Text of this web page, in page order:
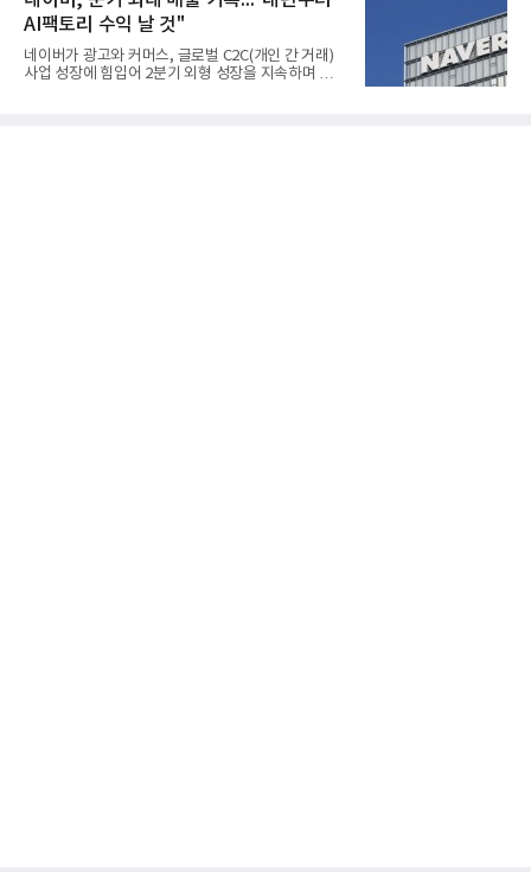
‘HD250’과 ‘HD300’, 제조시설에 대한 사용전검사를
완료하고 제품 양산체계 구축했다고 밝혔다.HD250
과 HD300은 각각 249kW급과 285kW급의 중소형 발
전용 SOFC 제품이다. 이번 검사를 통해 HD하이드로
젠은 제품과 제조시설의 전기설비 안전성과 적합성을
AI팩토리 수익 날 것"
네이버가 광고와 커머스, 글로벌 C2C(개인 간 거래)
사업 성장에 힘입어 2분기 외형 성장을 지속하며 역대